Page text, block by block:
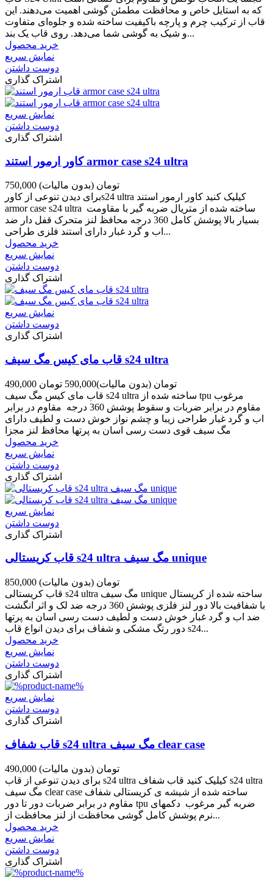
که به استایل خاص و محافظت مطمئن گوشی اهمیت می‌دهند. این
قاب از ترکیب چرم و پارچه باکیفیت ساخته شده و جلوه‌ای متفاوت
و شیک به گوشی شما می‌دهد. روی قاب یک بند...
خرید محصول
نمایش سریع
دوست داشتن
اشتراک گذاری
نمایش سریع
دوست داشتن
اشتراک گذاری
کاور ارمور استند armor case s24 ultra
750,000 تومان (بدون مالیات)
برای دیدن تنوعی از کاورs24 ultra کیلیک کنید کاور ارمور استند
armor case s24 ultra ساخته شده از متریال ضربه گیر با مقاومت
بسیار بالا پوشش کامل 360 درجه محافظ لنز متحرک قفل دار ضد
اب و گرد غبار دارای استند فلزی طراحی...
خرید محصول
نمایش سریع
دوست داشتن
اشتراک گذاری
نمایش سریع
دوست داشتن
اشتراک گذاری
قاب مای کیس مگ سیف s24 ultra
490,000 تومان (بدون مالیات)590,000 تومان
قاب مای کیس مگ سیف s24 ultra ساخته شده از tpu مرغوب
مقاوم در برابر ضربات و سقوط پوشش 360 درجه مقاوم در برابر
اب و گرد غبار طراحی زیبا و چشم نواز خوش دست و لطیف دارای
مگ سیف قوی دست رسی اسان به پرتها محافظ لنز مجزا
خرید محصول
نمایش سریع
دوست داشتن
اشتراک گذاری
نمایش سریع
دوست داشتن
اشتراک گذاری
قاب کریستالی s24 ultra مگ سیف unique
850,000 تومان (بدون مالیات)
قاب کریستالی s24 ultra مگ سیف unique ساخته شده از کریستال
با شفافیت بالا دور لنز فلزی پوشش 360 درجه ضد لک و اثر انگشت
ضد اب و گرد غبار خوش دست و لطیف دست رسی اسان به پرتها
دور رتگ مشکی و شفاف برای دیدن انواع قاب s24...
خرید محصول
نمایش سریع
دوست داشتن
اشتراک گذاری
نمایش سریع
دوست داشتن
اشتراک گذاری
قاب شفاف s24 ultra مگ سیف clear case
490,000 تومان (بدون مالیات)
برای دیدن تنوعی از قاب s24 ultra کیلیک کنید قاب شفاف s24 ultra
مگ سیف clear case ساخته شده از شیشه ی کریستالی شفاف
مقاوم در برابر ضربات دور تا دور tpu ضربه گیر مرغوب دکمهای
نرم پوشش کامل گوشی محافظت از لنز محافظت از...
خرید محصول
نمایش سریع
دوست داشتن
اشتراک گذاری